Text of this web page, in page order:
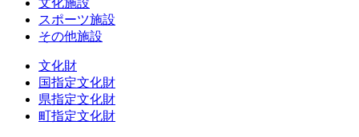
文化施設
スポーツ施設
その他施設
文化財
国指定文化財
県指定文化財
町指定文化財